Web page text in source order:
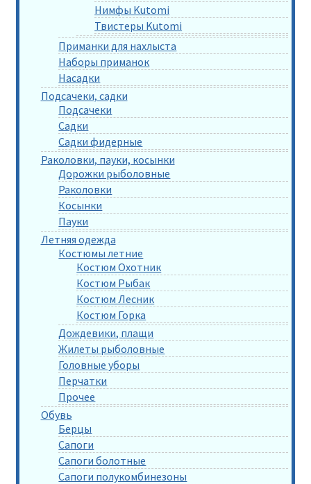
Нимфы Kutomi
Твистеры Kutomi
Приманки для нахлыста
Наборы приманок
Насадки
Подсачеки, садки
Подсачеки
Садки
Садки фидерные
Раколовки, пауки, косынки
Дорожки рыболовные
Раколовки
Косынки
Пауки
Летняя одежда
Костюмы летние
Костюм Охотник
Костюм Рыбак
Костюм Лесник
Костюм Горка
Дождевики, плащи
Жилеты рыболовные
Головные уборы
Перчатки
Прочее
Обувь
Берцы
Сапоги
Сапоги болотные
Сапоги полукомбинезоны